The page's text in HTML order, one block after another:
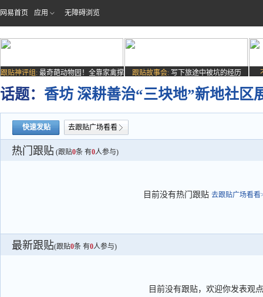
网易首页 应用 无障碍浏览
跟贴神评组: 最奇葩动物园！全靠家禽撑
场子
跟贴故事会: 写下旅途中被坑的经历
话题： 香坊 深耕善治“三块地”新地社区
快速发贴 去跟贴广场看看
热门跟贴 (跟贴0条 有0人参与)
目前没有热门跟贴 去跟贴广场看看
最新跟贴(跟贴0条 有0人参与)
目前没有跟贴，欢迎你发表观点